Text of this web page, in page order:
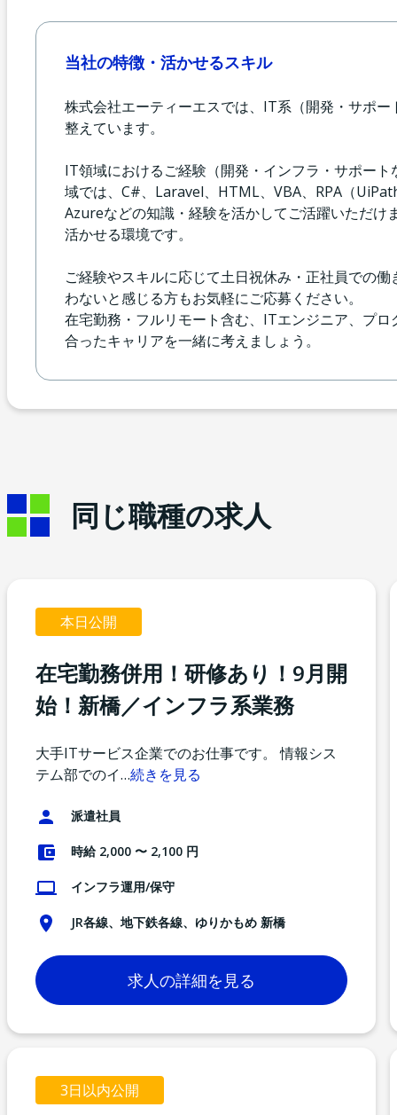
当社の特徴・活かせるスキル
株式会社エーティーエスでは、IT系（開発・サポ
整えています。
IT領域におけるご経験（開発・インフラ・サポー
域では、C#、Laravel、HTML、VBA、RPA（
Azureなどの知識・経験を活かしてご活躍いただ
活かせる環境です。
ご経験やスキルに応じて土日祝休み・正社員での
わないと感じる方もお気軽にご応募ください。
在宅勤務・フルリモート含む、ITエンジニア、プ
合ったキャリアを一緒に考えましょう。
同じ職種の求人
本日公開
在宅勤務併用！研修あり！9月開
始！新橋／インフラ系業務
大手ITサービス企業でのお仕事です。 情報シス
テム部でのイ…続きを見る
派遣社員
時給 2,000 〜 2,100 円
インフラ運用/保守
JR各線、地下鉄各線、ゆりかもめ 新橋
求人の詳細を見る
3日以内公開